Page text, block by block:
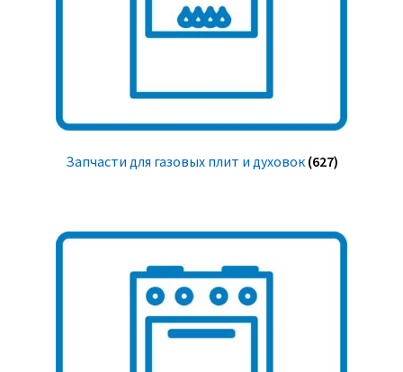
Запчасти для газовых плит и духовок (627)